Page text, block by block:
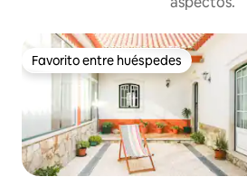
Favorito entre huéspedes
Favorito entre huéspedes